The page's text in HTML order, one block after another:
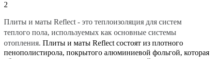
2
Плиты и маты Reflect - это теплоизоляция для систем
теплого пола, используемых как основные системы
отопления. Плиты и маты Reflect состоят из плотного
пенополистирола, покрытого алюминиевой фольгой, которая